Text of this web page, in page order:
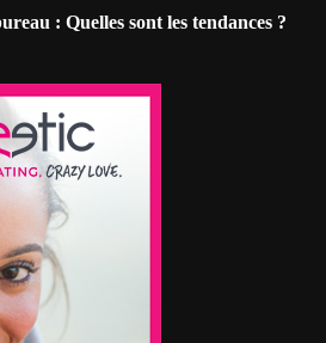
: Quelles sont les tendances ?